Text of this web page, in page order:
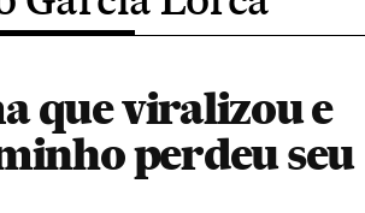
que viralizou e
perdeu seu